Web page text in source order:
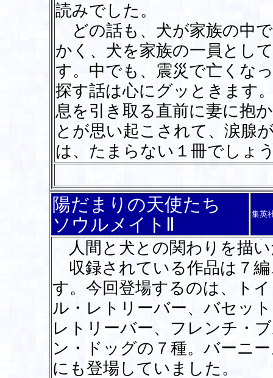
読みでした。
どの話も、犬が家族の中
かく、犬を家族の一員とし
す。中でも、震災で亡くな
探す話は心にグッときます
息を引き取る直前に妻に抱
とが思い起こされて、涙腺
は、たまらない１冊でしょ
陽だまりの天使たち
ソウルメイトⅡ
集英
人間と犬との関わりを描
収録されている作品は７
す。今回登場するのは、ト
ル・レトリーバー、バセッ
レトリーバー、フレンチ・
ン・ドッグの７種。バーニ
にも登場していました。